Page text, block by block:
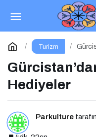
Turizm
Hediyeler
Parkulture
Giessen’de
Yorum Yap